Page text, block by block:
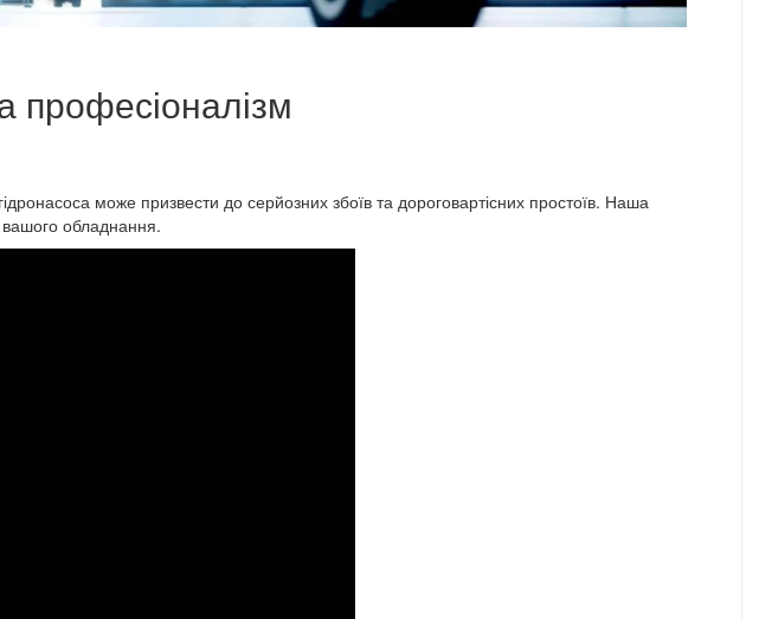
професіоналізм
може призвести до серйозних збоїв та дороговартісних простоїв. Наша
обладнання.